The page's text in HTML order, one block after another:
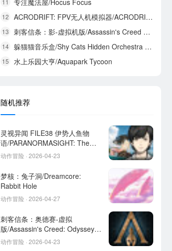
11 专注魔法屋/Hocus Focus
12 ACRODRIFT: FPV无人机模拟器/ACRODRIFT: FPV Drone Simulator
13 刺客信条：影-虚拟机版/Assassin's Creed Shadows HYPERVISOR
14 躲猫猫音乐盒/Shy Cats Hidden Orchestra 2 - The Return
15 水上乐园大亨/Aquapark Tycoon
随机推荐
灵视异闻 FILE38 伊势人鱼物
语/PARANORMASIGHT: The
Mermaid's Curse
动作冒险 · 2026-04-23
梦核：兔子洞/Dreamcore:
Rabbit Hole
动作冒险 · 2026-04-27
刺客信条：奥德赛-虚拟
版/Assassin's Creed: Odyssey
HYPERVISOR
动作冒险 · 2026-04-23